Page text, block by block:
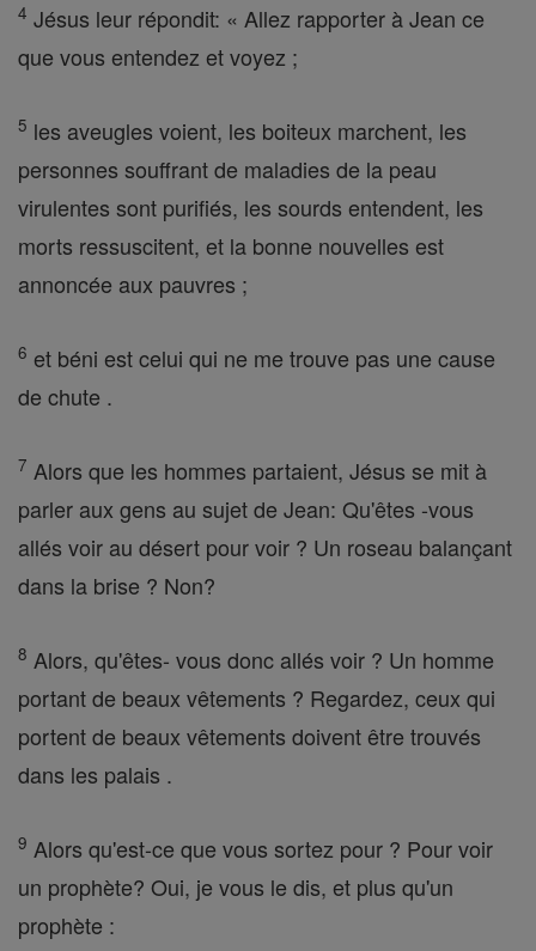
4 Jésus leur répondit: « Allez rapporter à Jean ce
que vous entendez et voyez ;
5 les aveugles voient, les boiteux marchent, les
personnes souffrant de maladies de la peau
virulentes sont purifiés, les sourds entendent, les
morts ressuscitent, et la bonne nouvelles est
annoncée aux pauvres ;
6 et béni est celui qui ne me trouve pas une cause
de chute .
7 Alors que les hommes partaient, Jésus se mit à
parler aux gens au sujet de Jean: Qu'êtes -vous
allés voir au désert pour voir ? Un roseau balançant
dans la brise ? Non?
8 Alors, qu'êtes- vous donc allés voir ? Un homme
portant de beaux vêtements ? Regardez, ceux qui
portent de beaux vêtements doivent être trouvés
dans les palais .
9 Alors qu'est-ce que vous sortez pour ? Pour voir
un prophète? Oui, je vous le dis, et plus qu'un
prophète :